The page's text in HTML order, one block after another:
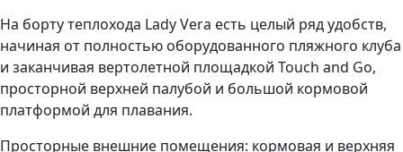
На борту теплохода Lady Vera есть целый ряд удобств,
начиная от полностью оборудованного пляжного клуба
и заканчивая вертолетной площадкой Touch and Go,
просторной верхней палубой и большой кормовой
платформой для плавания.
Просторные внешние помещения: кормовая и верхняя